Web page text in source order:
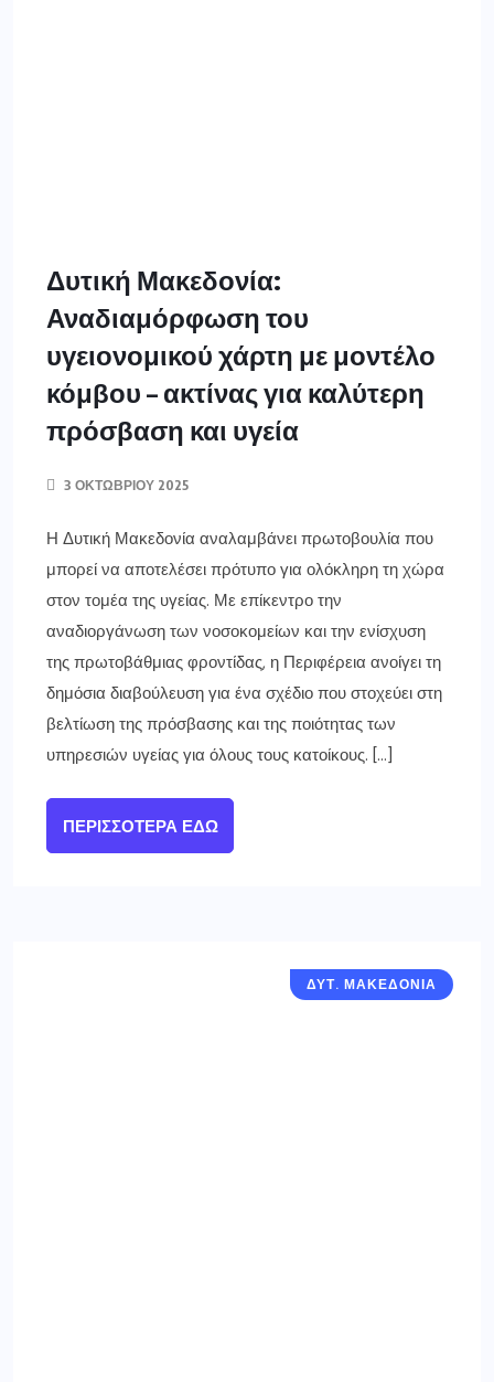
Δυτική Μακεδονία:
Αναδιαμόρφωση του
υγειονομικού χάρτη με μοντέλο
κόμβου – ακτίνας για καλύτερη
πρόσβαση και υγεία
3 ΟΚΤΩΒΡΊΟΥ 2025
Η Δυτική Μακεδονία αναλαμβάνει πρωτοβουλία που
μπορεί να αποτελέσει πρότυπο για ολόκληρη τη χώρα
στον τομέα της υγείας. Με επίκεντρο την
αναδιοργάνωση των νοσοκομείων και την ενίσχυση
της πρωτοβάθμιας φροντίδας, η Περιφέρεια ανοίγει τη
δημόσια διαβούλευση για ένα σχέδιο που στοχεύει στη
βελτίωση της πρόσβασης και της ποιότητας των
υπηρεσιών υγείας για όλους τους κατοίκους. […]
ΠΕΡΙΣΣΌΤΕΡΑ ΕΔΏ
ΔΥΤ. ΜΑΚΕΔΟΝΙΑ